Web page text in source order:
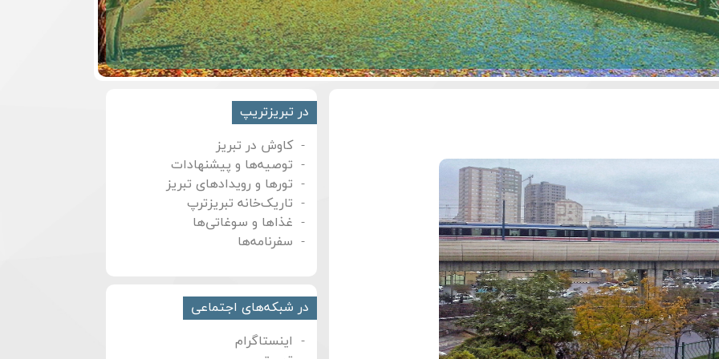
در تبریزتریپ
کاوش در تبریز
توصیه‌ها و پیشنهادات
تورها و رویدادهای تبریز
تاریک‌خانه تبریزترپ
غذاها و سوغاتی‌ها
سفرنامه‌ها
در شبکه‌های اجتماعی
اینستاگرام